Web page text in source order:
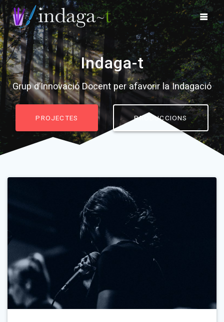
Skip
to
content
Indaga-t
Grup d’Innovació Docent per afavorir la Indagació
PROJECTES PRODUCCIONS